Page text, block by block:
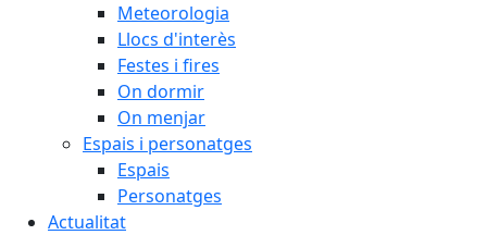
Meteorologia
Llocs d'interès
Festes i fires
On dormir
On menjar
Espais i personatges
Espais
Personatges
Actualitat